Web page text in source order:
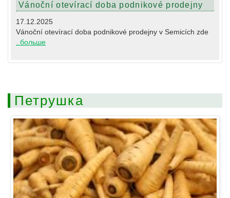
Vánoční otevírací doba podnikové prodejny
17.12.2025
Vánoční otevírací doba podnikové prodejny v Semicích zde
..больше
Петрушка